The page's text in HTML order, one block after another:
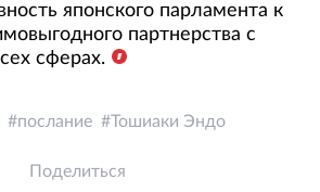
японского парламента к
партнерства с
сферах.
послание Тошиаки Эндо
Поделиться